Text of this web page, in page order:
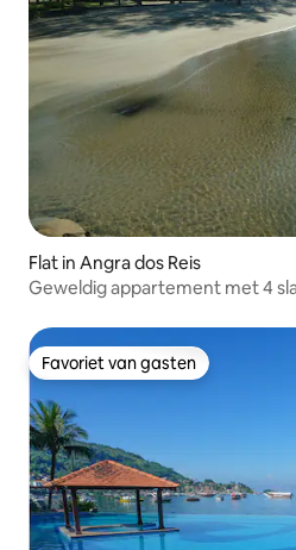
Flat in Angra dos Reis
Geweldig appartement met 4
Favoriet van gasten
Favoriet van gasten